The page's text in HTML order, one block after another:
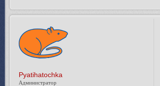
Pyatihatochka
Администратор